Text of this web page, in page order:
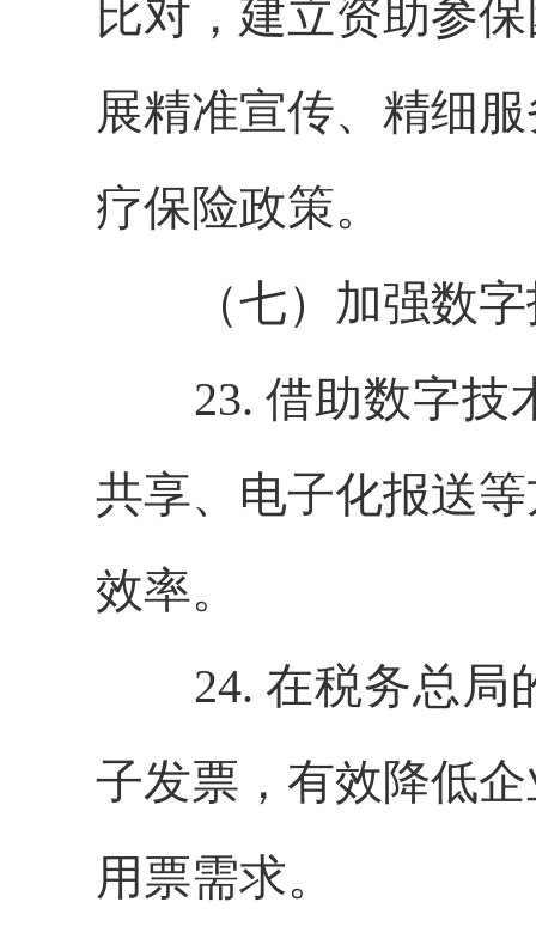
比对，建立资助参
展精准宣传、精细
疗保险政策。
（七）加强数字
23. 借助数字技
共享、电子化报送
效率。
24. 在税务总局
子发票，有效降低
用票需求。